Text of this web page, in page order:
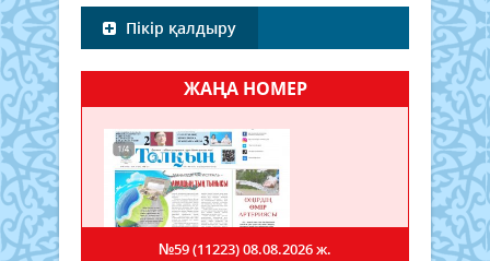
Пікір қалдыру
ЖАҢА НОМЕР
№59 (11223)08.08.2026 ж.